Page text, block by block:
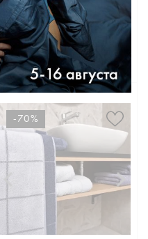
50Х90 70Х130
-70%